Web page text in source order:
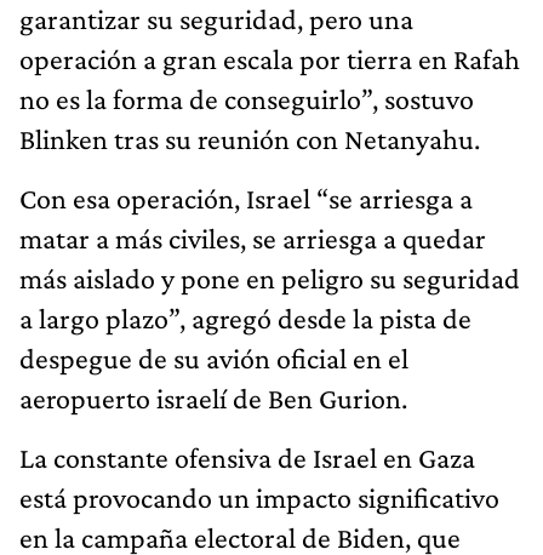
garantizar su seguridad, pero una
operación a gran escala por tierra en Rafah
no es la forma de conseguirlo”, sostuvo
Blinken tras su reunión con Netanyahu.
Con esa operación, Israel “se arriesga a
matar a más civiles, se arriesga a quedar
más aislado y pone en peligro su seguridad
a largo plazo”, agregó desde la pista de
despegue de su avión oficial en el
aeropuerto israelí de Ben Gurion.
La constante ofensiva de Israel en Gaza
está provocando un impacto significativo
en la campaña electoral de Biden, que